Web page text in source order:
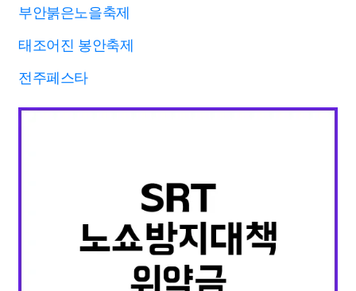
부안붉은노을축제
태조어진 봉안축제
전주페스타